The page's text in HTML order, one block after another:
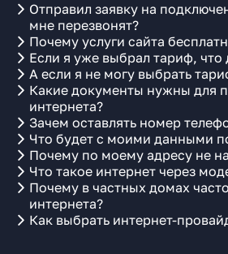
Отправил заявку на
мне перезвонят?
Почему услуги сайта
Если я уже выбрал тариф, что
А если я не могу выбрать
Какие документы нужны для
интернета?
Зачем оставлять номер
Что будет с моими данными
Почему по моему адресу не
Что такое интернет через
Почему в частных домах
интернета?
Как выбрать интернет-